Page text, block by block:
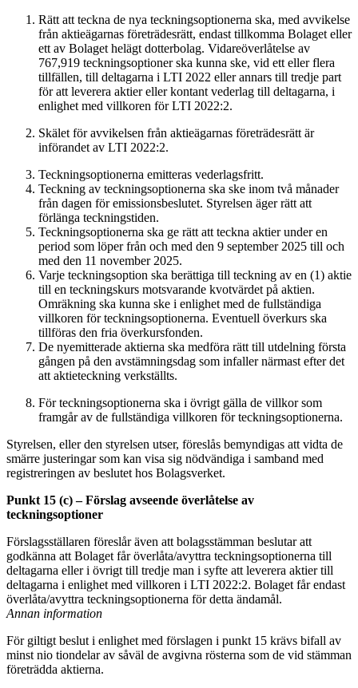
Rätt att teckna de nya teckningsoptionerna ska, med avvikelse
från aktieägarnas företrädesrätt, endast tillkomma Bolaget eller
ett av Bolaget helägt dotterbolag. Vidareöverlåtelse av
767,919 teckningsoptioner ska kunna ske, vid ett eller flera
tillfällen, till deltagarna i LTI 2022 eller annars till tredje part
för att leverera aktier eller kontant vederlag till deltagarna, i
enlighet med villkoren för LTI 2022:2.
Skälet för avvikelsen från aktieägarnas företrädesrätt är
införandet av LTI 2022:2.
Teckningsoptionerna emitteras vederlagsfritt.
Teckning av teckningsoptionerna ska ske inom två månader
från dagen för emissionsbeslutet. Styrelsen äger rätt att
förlänga teckningstiden.
Teckningsoptionerna ska ge rätt att teckna aktier under en
period som löper från och med den 9 september 2025 till och
med den 11 november 2025.
Varje teckningsoption ska berättiga till teckning av en (1) aktie
till en teckningskurs motsvarande kvotvärdet på aktien.
Omräkning ska kunna ske i enlighet med de fullständiga
villkoren för teckningsoptionerna. Eventuell överkurs ska
tillföras den fria överkursfonden.
De nyemitterade aktierna ska medföra rätt till utdelning första
gången på den avstämningsdag som infaller närmast efter det
att aktieteckning verkställts.
För teckningsoptionerna ska i övrigt gälla de villkor som
framgår av de fullständiga villkoren för teckningsoptionerna.
Styrelsen, eller den styrelsen utser, föreslås bemyndigas att vidta de
smärre justeringar som kan visa sig nödvändiga i samband med
registreringen av beslutet hos Bolagsverket.
Punkt 15 (c) – Förslag avseende överlåtelse av
teckningsoptioner
Förslagsställaren föreslår även att bolagsstämman beslutar att
godkänna att Bolaget får överlåta/avyttra teckningsoptionerna till
deltagarna eller i övrigt till tredje man i syfte att leverera aktier till
deltagarna i enlighet med villkoren i LTI 2022:2. Bolaget får endast
överlåta/avyttra teckningsoptionerna för detta ändamål.
Annan information
För giltigt beslut i enlighet med förslagen i punkt 15 krävs bifall av
minst nio tiondelar av såväl de avgivna rösterna som de vid stämman
företrädda aktierna.